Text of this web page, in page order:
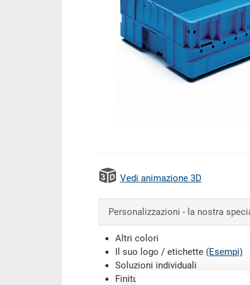
Vedi animazione 3D
Personalizzazioni - la nostra
Altri colori
Il suo logo / etichette (Esempi)
Soluzioni individuali
Finiture